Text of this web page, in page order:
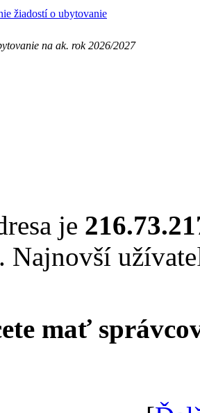
žiadostí o ubytovanie
na ak. rok 2026/2027
je
Najnovší
mať